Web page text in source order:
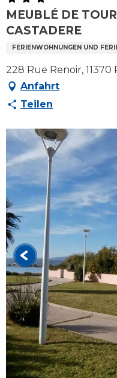
MEUBLÉ DE
CASTADERE
FERIENWOHNUNGEN UND
228 Rue Renoir,
Anfahrt
Teilen